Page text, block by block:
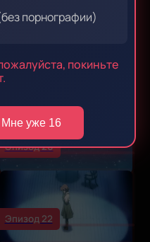
порнографии)
покиньте
Мне уже 16
Эпизод 18
Эпизод 20
Эпизод 22